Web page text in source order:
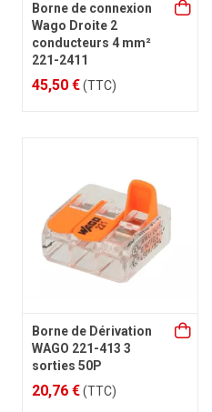
Borne de connexion
Wago Droite 2
conducteurs 4 mm²
221-2411
45,50 €(TTC)
Borne de Dérivation
WAGO 221-413 3
sorties 50P
20,76 €(TTC)